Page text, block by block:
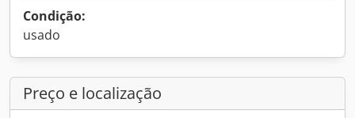
Condição:
usado
Preço e localização